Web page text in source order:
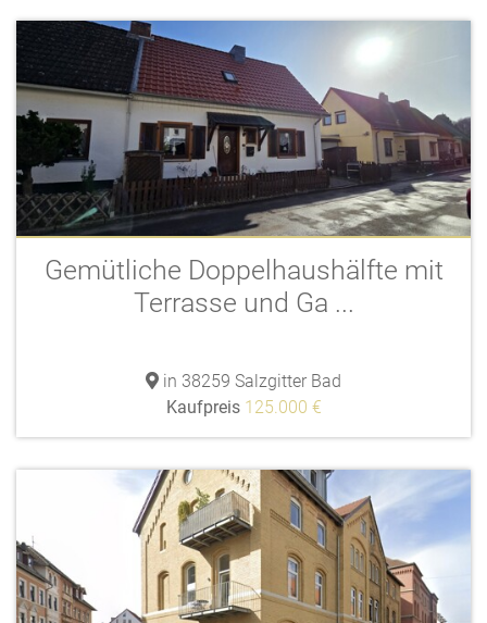
Gemütliche Doppelhaushälfte mit
Terrasse und Ga ...
in 38259 Salzgitter Bad
Kaufpreis 125.000 €